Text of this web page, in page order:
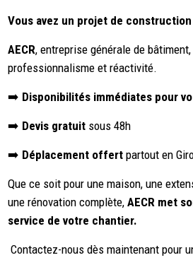
Vous avez un projet de
AECR, entreprise générale de
professionnalisme et réactivité.
➡️ Disponibilités immédiates pour
➡️ Devis gratuit sous 48h
➡️ Déplacement offert partout en
Que ce soit pour une maison, une
une rénovation complète,AECR met
service de votre chantier.
Contactez-nous dès maintenant pour